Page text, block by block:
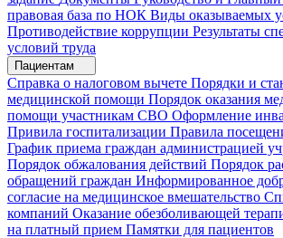
правовая база по НОК Виды оказываемых
Противодействие коррупции Результаты
условий труда
Пациентам
Справка о налоговом вычете Порядки и
медицинской помощи Порядок оказания
помощи участникам СВО Оформление
Привила госпитализации Правила
График приема граждан администрацией
Порядок обжалования действий Порядок
обращений граждан Информированное
согласие на медицинское вмешательство
компаний Оказание обезболивающей
на платный прием Памятки для пациентов